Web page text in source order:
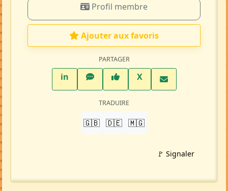
Profil membre
Ajouter aux favoris
PARTAGER
inLinkedInWhatsAppFacebook
XTwitter X
TRADUIRE
🇬🇧 🇩🇪 🇲🇬
🚩 Signaler